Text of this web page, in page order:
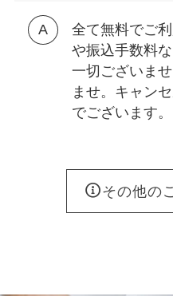
全て無料でご
や振込手数料
一切ございま
ませ。キャン
でございます。
その他の